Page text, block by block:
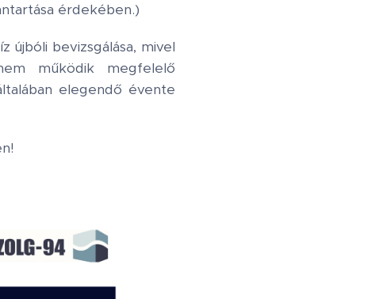
érdekében.)
bevizsgálása, mivel
működik megfelelő
elegendő évente